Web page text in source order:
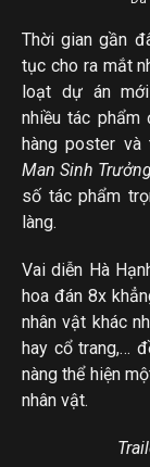
Thời gian gần
tục cho ra mắt
loạt dự án
nhiều tác phẩm
hàng poster và
Man Sinh
số tác phẩm
làng.
Vai diễn Hà
hoa đán 8x
nhân vật khác
hay cổ trang,…
nàng thể hiện
nhân vật.